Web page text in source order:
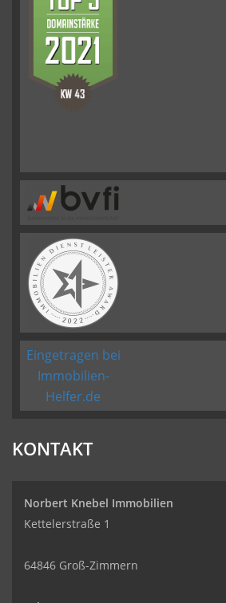
Eingetragen bei
Immobilien-
Helfer.de
KONTAKT
Norbert Knebel Immobilien
Kettelerstraße 1
64846 Groß-Zimmern